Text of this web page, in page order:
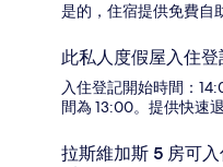
是的，住宿提供免費自
此私人度假屋入住
入住登記開始時間：
間為 13:00。提供快速退
拉斯維加斯 5 房可